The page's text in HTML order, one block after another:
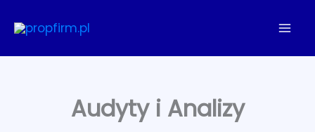
do
Audyty i Analizy